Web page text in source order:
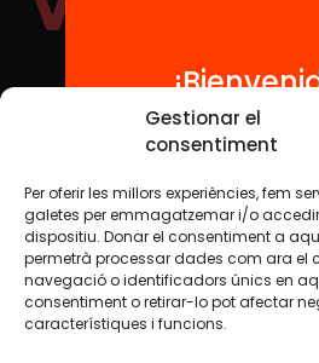
Gestionar el
consentiment
Per oferir les millors experiències, fem
galetes per emmagatzemar i/o
dispositiu. Donar el consentiment a
permetrà processar dades com ara el
navegació o identificadors únics en
consentiment o retirar-lo pot afectar
característiques i funcions.
Redes sociales
TWT YTB IG FB IN
Aviso legalPolítica de